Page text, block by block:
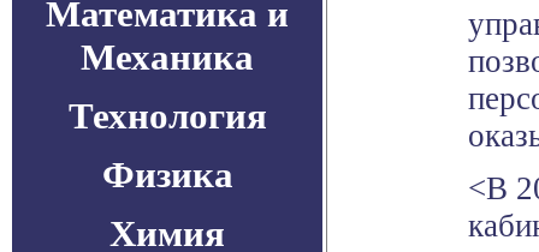
Математика и
Механика
Технология
Физика
Химия
<В